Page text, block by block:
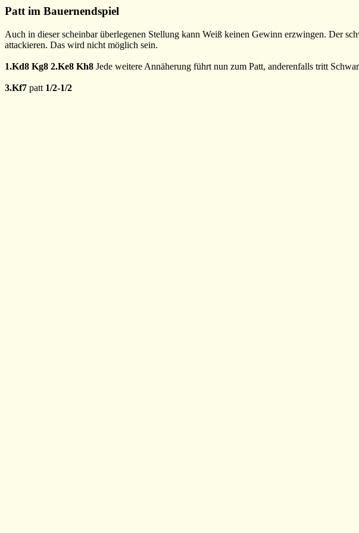
Patt im Bauernendspiel
Auch in dieser scheinbar überlegenen Stellung kann Weiß keinen Gewinn erzwingen. Der
attackieren. Das wird nicht möglich sein.
1.Kd8 Kg8 2.Ke8 Kh8 Jede weitere Annäherung führt nun zum Patt, anderenfalls tritt
3.Kf7 patt 1/2-1/2